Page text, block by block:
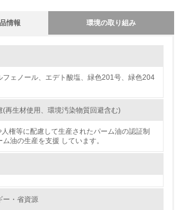
情報 環境の取り組み
体制
1.
定めている
フェノール、エデト酸塩、緑色201号、緑色204
(再生材使用、環境汚染物質回避含む)
権等に配慮して生産されたパーム油の認証制
油の生産を支援 しています。
ー・省資源